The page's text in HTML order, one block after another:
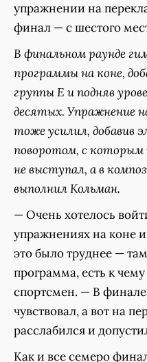
упражнении на
финал — с шестого
В финальном раунде
программы на коне,
группы Е и подняв
десятых. Упражнение
тоже усилил, добавив
поворотом, с которым
не выступал, а в
выполнил Кольман.
— Очень хотелось
упражнениях на коне
это было труднее —
программа, есть к
спортсмен. — В финале
чувствовал, а вот на
расслабился и
Как и все семеро